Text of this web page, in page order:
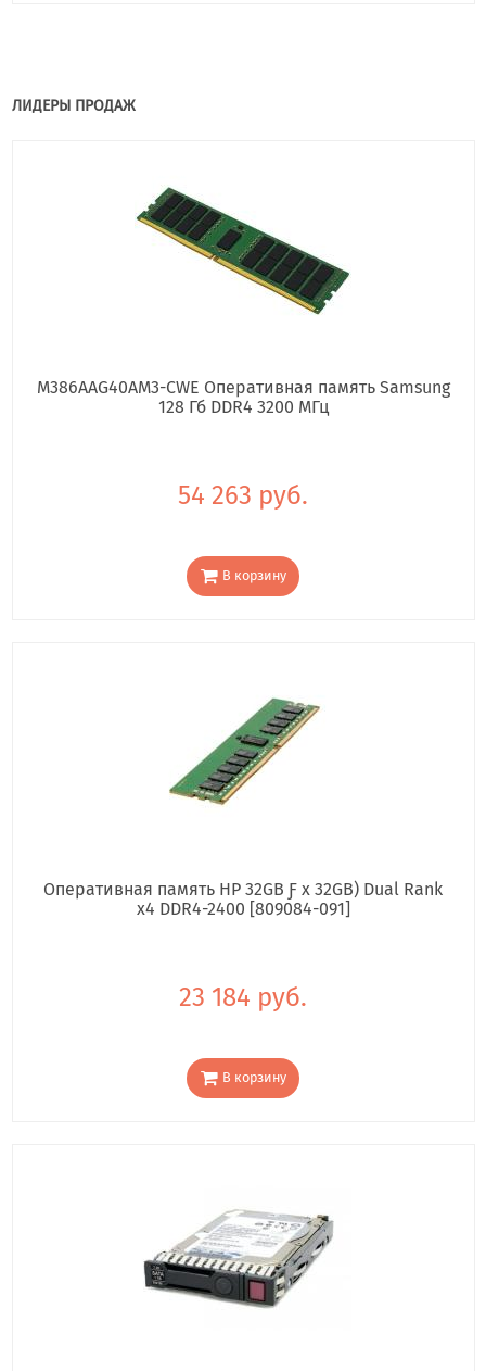
ЛИДЕРЫ ПРОДАЖ
M386AAG40AM3-CWE Оперативная память Samsung
128 Гб DDR4 3200 МГц
54 263 руб.
В корзину
Оперативная память HP 32GB Ƒ x 32GB) Dual Rank
x4 DDR4-2400 [809084-091]
23 184 руб.
В корзину